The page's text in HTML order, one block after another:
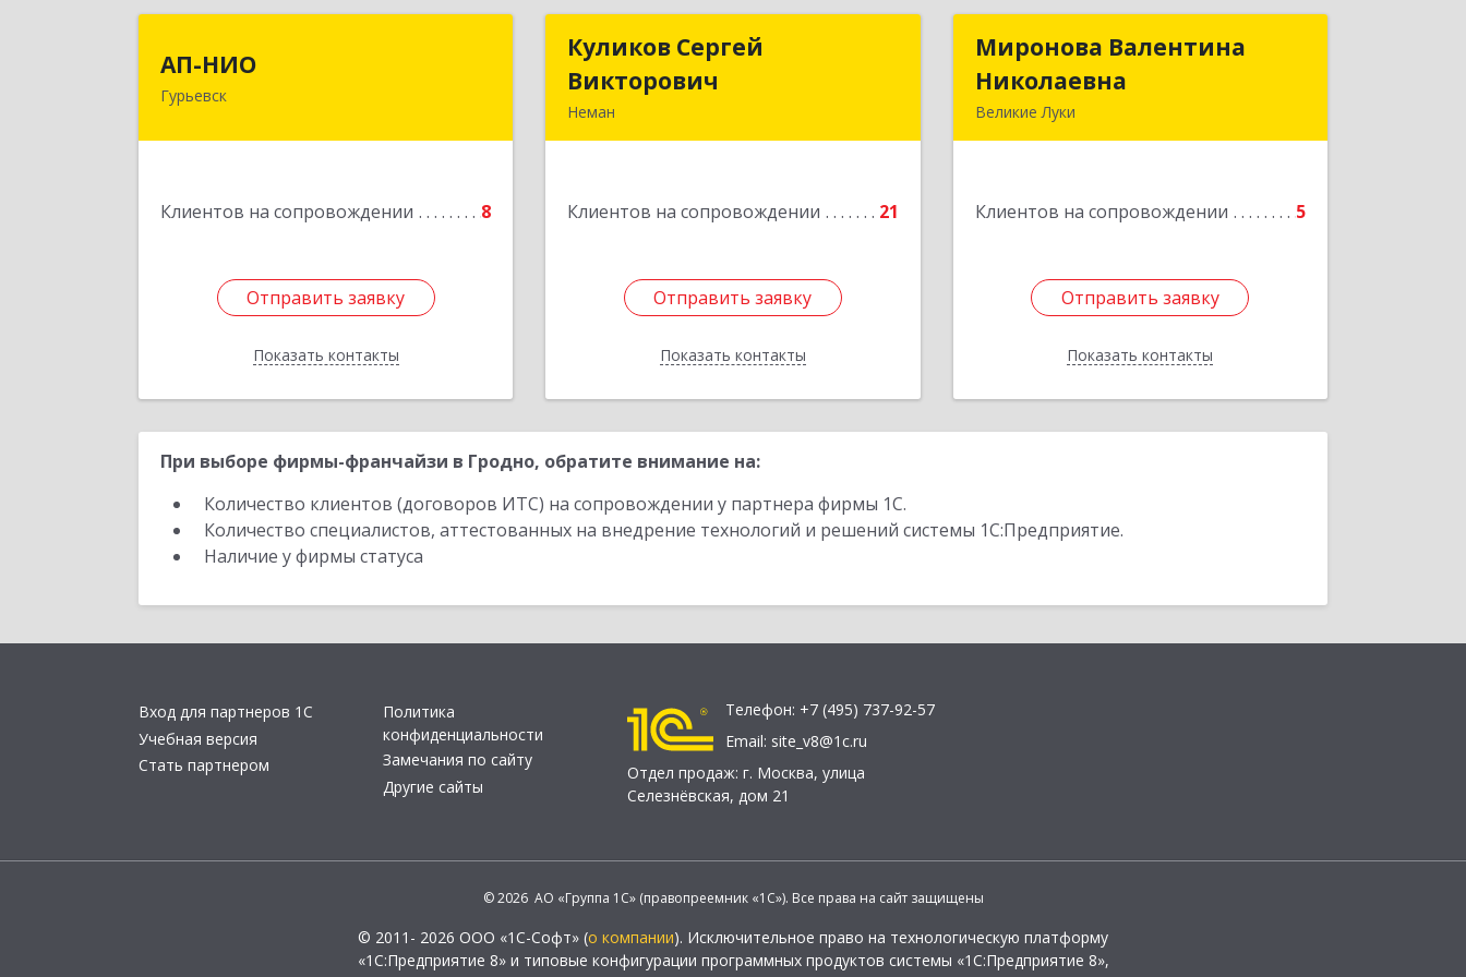
АП-НИО
Гурьевск
Клиентов на сопровождении 8
Отправить заявку
Показать контакты
Подробнее
Отправить заявку
Назад
Куликов Сергей
Викторович
Неман
Клиентов на сопровождении 21
Отправить заявку
Показать контакты
Куликов Сергей
Подробнее
Отправить заявку
Назад
Миронова Валентина
Николаевна
Великие Луки
Клиентов на сопровождении 5
Отправить заявку
Показать контакты
Миронова Валентина
Отправить заявку
Назад
При выборе фирмы-франчайзи в Гродно, обратите внимание на:
Количество клиентов (договоров ИТС) на сопровождении у партнера фирмы 1С.
Количество специалистов, аттестованных на внедрение технологий и решений системы 1С:Предприятие.
Наличие у фирмы статуса
Вход для партнеров 1С
Учебная версия
Стать партнером
Политика
конфиденциальности
Замечания по сайту
Другие сайты
Телефон: +7 (495) 737-92-57
Email: site_v8@1c.ru
Отдел продаж: г. Москва, улица
Селезнёвская, дом 21
© 2026 АО «Группа 1С» (правопреемник «1С»). Все права на сайт защищены
© 2011- 2026 ООО «1С-Софт» (о компании). Исключительное право на технологическую платформу
«1С:Предприятие 8» и типовые конфигурации программных продуктов системы «1С:Предприятие 8»,